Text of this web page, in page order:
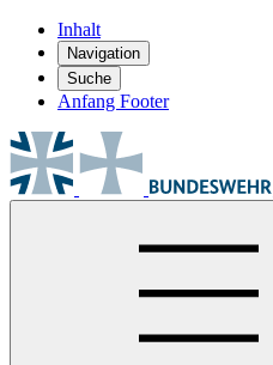
Inhalt
Navigation
Suche
Anfang Footer